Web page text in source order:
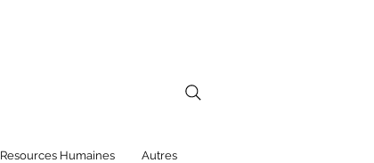
Resources Humaines Autres